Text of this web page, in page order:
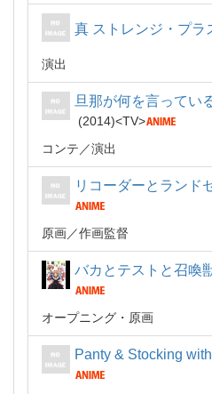
真 ストレンジ・プラ
演出
旦那が何を言ってい
2014
TV
コンテ
演出
リコーダーとラン
原画 作画監督
バカとテストと召喚
オープニング・原画
Panty & Stocking